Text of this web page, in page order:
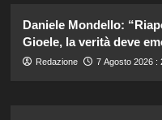
Daniele Mondello:
Gioele, la verità deve
Redazione 7 Agosto 2026 :